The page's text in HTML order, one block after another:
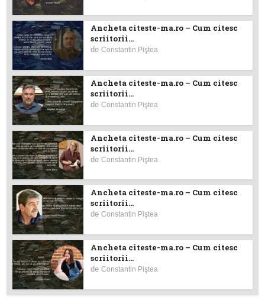
Ancheta citeste-ma.ro – Cum citesc
scriitorii...
deConstantin Piştea
Ancheta citeste-ma.ro – Cum citesc
scriitorii...
deConstantin Piştea
Ancheta citeste-ma.ro – Cum citesc
scriitorii...
deConstantin Piştea
Ancheta citeste-ma.ro – Cum citesc
scriitorii...
deConstantin Piştea
Ancheta citeste-ma.ro – Cum citesc
scriitorii...
deConstantin Piştea